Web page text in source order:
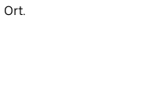
Ort.